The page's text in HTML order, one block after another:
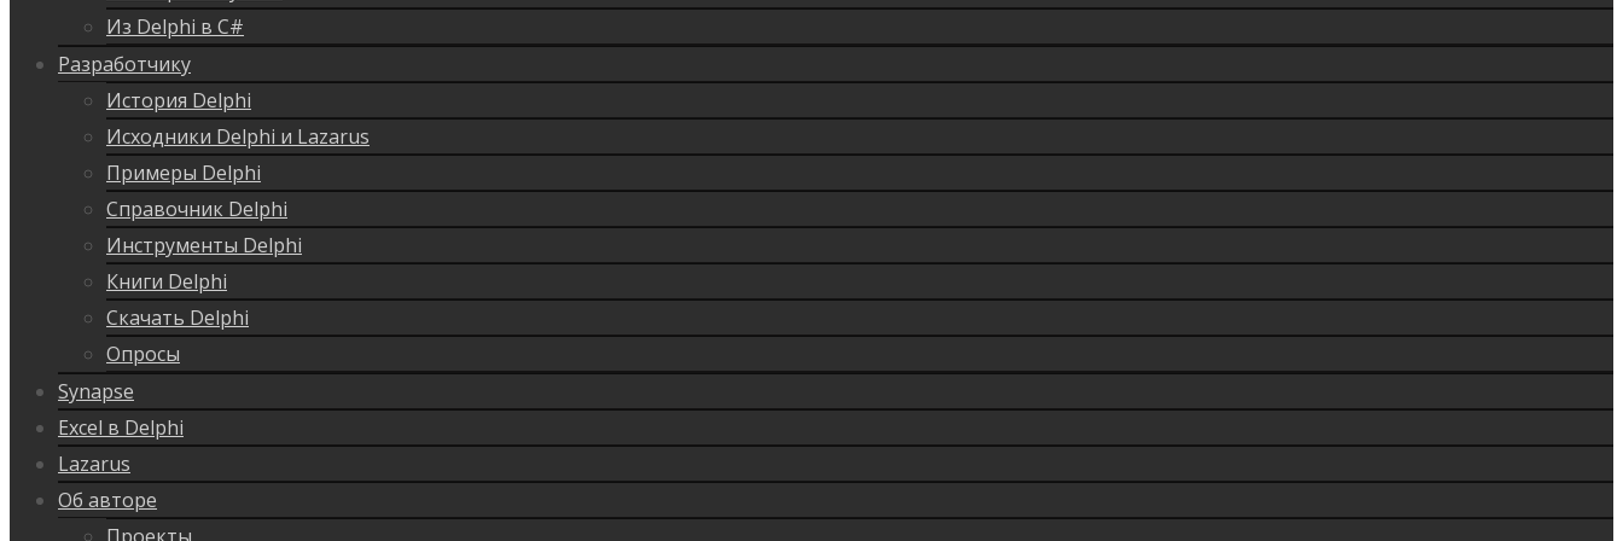
Из Delphi в C#
Разработчику
История Delphi
Исходники Delphi и Lazarus
Примеры Delphi
Справочник Delphi
Инструменты Delphi
Книги Delphi
Скачать Delphi
Опросы
Synapse
Excel в Delphi
Lazarus
Об авторе